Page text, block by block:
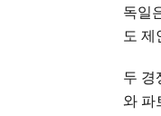
독일
도
두 경
와 파